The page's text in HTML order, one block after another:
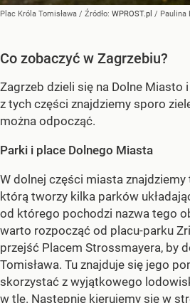
Plac Króla Tomisława / Źródło: WPROST.pl / Paulina
Co zobaczyć w Zagrzebiu?
Zagrzeb dzieli się na Dolne Miasto
z tych części znajdziemy sporo
można odpocząć.
Parki i place Dolnego Miasta
W dolnej części miasta
którą tworzy kilka parków
od którego pochodzi nazwa tego
warto rozpocząć od placu-parku
przejść Placem Strossmayera, by
Tomisława. Tu znajduje się jego
skorzystać z wyjątkowego
w tle. Następnie kierujemy się w